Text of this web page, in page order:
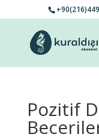
Pozitif